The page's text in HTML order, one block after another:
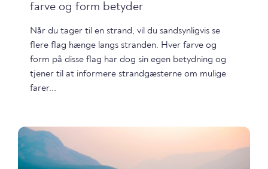
farve og form betyder
Når du tager til en strand, vil du sandsynligvis se
flere flag hænge langs stranden. Hver farve og
form på disse flag har dog sin egen betydning og
tjener til at informere strandgæsterne om mulige
farer...